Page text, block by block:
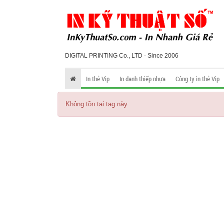
DIGITAL PRINTING Co., LTD - Since 2006
In thẻ Vip In danh thiếp nhựa Công ty in thẻ Vip
Không tồn tại tag này.